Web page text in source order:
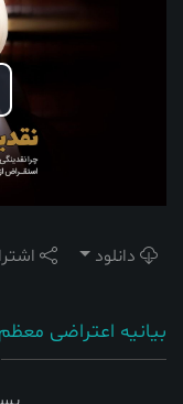
دانلود
بیانیه اعتراضی